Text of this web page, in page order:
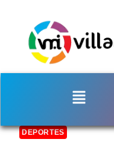
DEPORTES